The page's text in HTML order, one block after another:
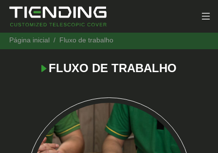
Página inicial Fluxo de trabalho
FLUXO DE TRABALHO